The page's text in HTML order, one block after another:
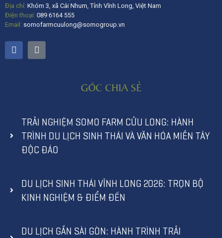
Địa chỉ: Khóm 3, xã Cái Nhum, Tỉnh Vĩnh Long, Việt Nam
Điện thoại: 089 6164 555
Email: somofarmcuulong@somogroup.vn
GÓC CHIA SẺ
TRẢI NGHIỆM SOMO FARM CỬU LONG: HÀNH
TRÌNH DU LỊCH SINH THÁI VÀ VĂN HÓA MIỀN TÂY
ĐỘC ĐÁO
DU LỊCH SINH THÁI VĨNH LONG 2026: TRỌN BỘ
KINH NGHIỆM & ĐIỂM ĐẾN
DU LỊCH GẦN SÀI GÒN: HÀNH TRÌNH TRẢI